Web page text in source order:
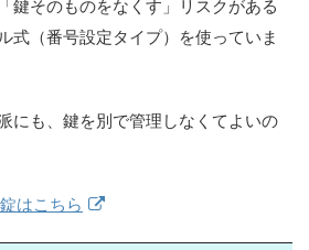
鍵そのものをなくす」リスクがある
式（番号設定タイプ）を使っていま
にも、鍵を別で管理しなくてよいの
はこちら